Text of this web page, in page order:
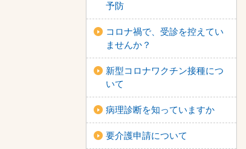
予防
コロナ禍で、受診を控えてい
ませんか？
新型コロナワクチン接種につ
いて
病理診断を知っていますか
要介護申請について